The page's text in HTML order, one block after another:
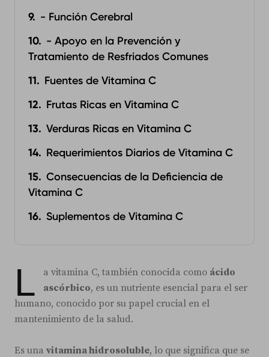
- Función Cerebral
- Apoyo en la Prevención y
Tratamiento de Resfriados Comunes
Fuentes de Vitamina C
Frutas Ricas en Vitamina C
Verduras Ricas en Vitamina C
Requerimientos Diarios de Vitamina C
Consecuencias de la Deficiencia de
Vitamina C
Suplementos de Vitamina C
L a vitamina C, también conocida como ácido
ascórbico, es un nutriente esencial para el ser
humano, conocido por su papel crucial en el
mantenimiento de la salud.
Es una vitamina hidrosoluble, lo que significa que se